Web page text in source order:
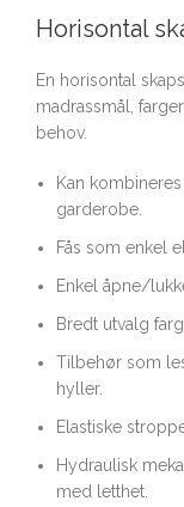
Horisontal
En horisontal
madrassmål,
behov.
Kan
garderobe.
Fås som enkel
Enkel åpne/
Bredt utvalg
Tilbehør som
hyller.
Elastiske
Hydraulisk
med letthet.